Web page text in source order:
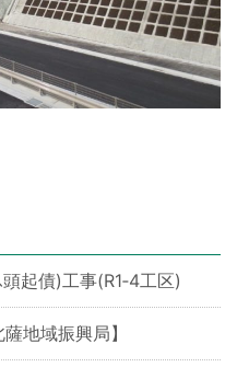
起債)工事(R1‐4工区)
地域振興局】